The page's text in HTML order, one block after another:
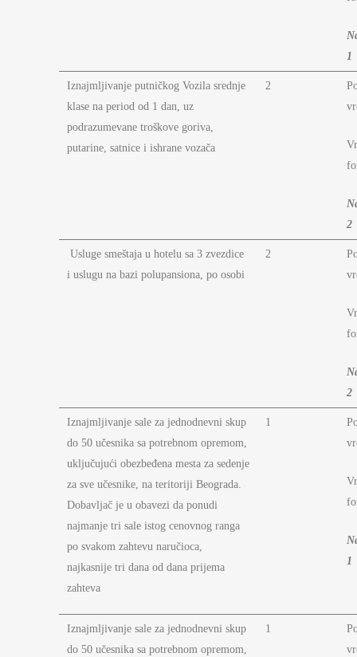
1
Iznajmljivanje putničkog Vozila srednje
klase na period od 1 dan, uz
podrazumevane troškove goriva,
putarine, satnice i ishrane vozača
2
2
Usluge smeštaja u hotelu sa 3 zvezdice
i uslugu na bazi polupansiona, po osobi
2
2
Iznajmljivanje sale za jednodnevni skup
do 50 učesnika sa potrebnom opremom,
uključujući obezbeđena mesta za sedenje
za sve učesnike, na teritoriji Beograda.
Dobavljač je u obavezi da ponudi
najmanje tri sale istog cenovnog ranga
po svakom zahtevu naručioca,
najkasnije tri dana od dana prijema
zahteva
1
1
Iznajmljivanje sale za jednodnevni skup
do 50 učesnika sa potrebnom opremom,
1